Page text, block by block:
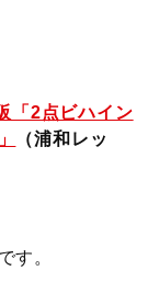
「2点ビハイン
（浦和レッ
す。